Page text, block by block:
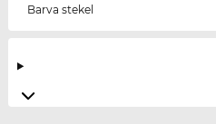
Barva stekel